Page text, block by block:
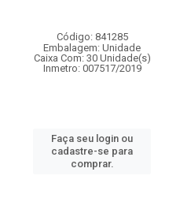
Código: 841285
Embalagem: Unidade
Caixa Com: 30 Unidade(s)
Inmetro: 007517/2019
Faça seu login ou
cadastre-se para
comprar.